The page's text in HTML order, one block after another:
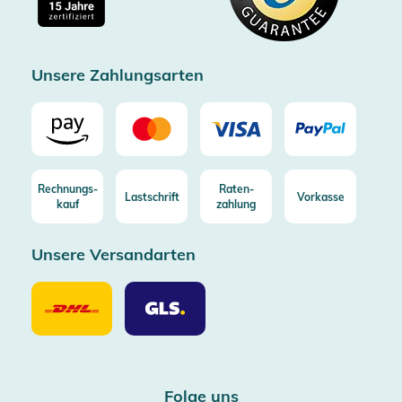
Kostenlose Rücksendung (aus DE/AT)
Unsere Zahlungsarten
Rechnungs-
kauf
Lastschrift
Raten-
zahlung
Vorkasse
Unsere Versandarten
Unsere
Versandarten
DHL
Unsere
Versandarten
GLS
Folge uns